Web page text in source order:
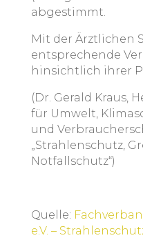
abgestimmt.
Mit der Ärztlichen
entsprechende
hinsichtlich ihrer
(Dr. Gerald Kraus,
für Umwelt,
und
„Strahlenschutz,
Notfallschutz“)
Quelle:
e.V. –